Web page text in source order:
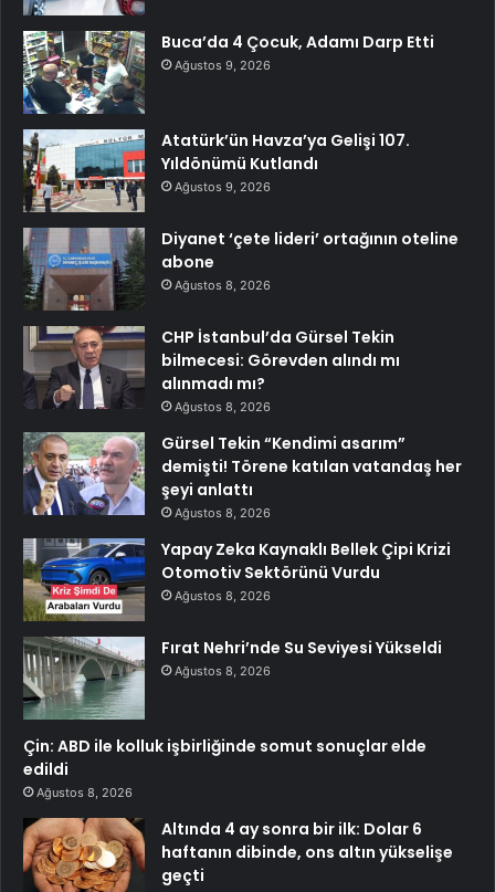
Buca’da 4 Çocuk, Adamı Darp Etti
Ağustos 9, 2026
Atatürk’ün Havza’ya Gelişi 107.
Yıldönümü Kutlandı
Ağustos 9, 2026
Diyanet ‘çete lideri’ ortağının oteline
abone
Ağustos 8, 2026
CHP İstanbul’da Gürsel Tekin
bilmecesi: Görevden alındı mı
alınmadı mı?
Ağustos 8, 2026
Gürsel Tekin “Kendimi asarım”
demişti! Törene katılan vatandaş her
şeyi anlattı
Ağustos 8, 2026
Yapay Zeka Kaynaklı Bellek Çipi Krizi
Otomotiv Sektörünü Vurdu
Ağustos 8, 2026
Fırat Nehri’nde Su Seviyesi Yükseldi
Ağustos 8, 2026
Çin: ABD ile kolluk işbirliğinde somut sonuçlar elde
edildi
Ağustos 8, 2026
Altında 4 ay sonra bir ilk: Dolar 6
haftanın dibinde, ons altın yükselişe
geçti